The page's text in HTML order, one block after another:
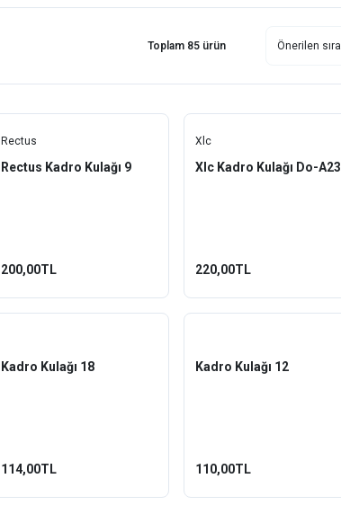
Toplam 85 ürün
Rectus
Rectus Kadro Kulağı 9
200,00TL
Xlc
Xlc Kadro Kulağı Do-A23
220,00TL
Kadro Kulağı 18
114,00TL
Kadro Kulağı 12
110,00TL